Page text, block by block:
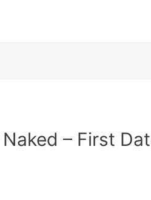
– First